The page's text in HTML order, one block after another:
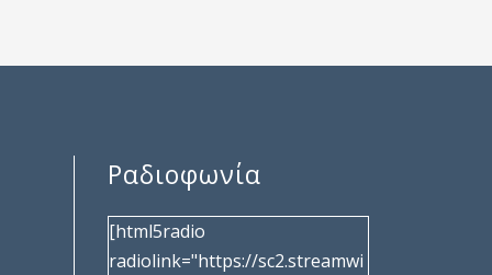
Ραδιοφωνία
[html5radio
radiolink="https://sc2.streamwi